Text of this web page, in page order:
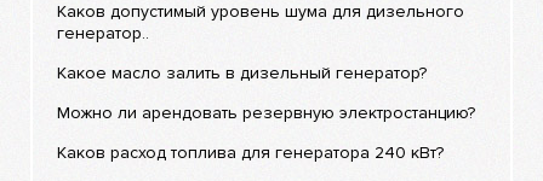
Каков допустимый уровень шума для дизельного
генератор..
Какое масло залить в дизельный генератор?
Можно ли арендовать резервную электростанцию?
Каков расход топлива для генератора 240 кВт?